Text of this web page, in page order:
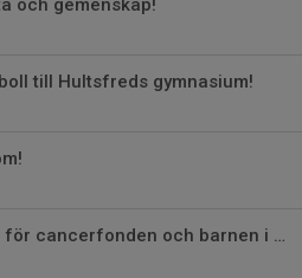
till Hultsfreds gymnasium!
Vi säljer armband för cancerfonden och barnen i Hultsfred!